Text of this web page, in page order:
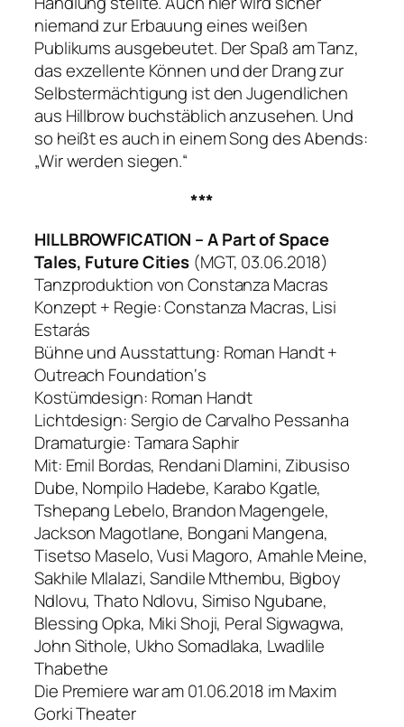
niemand zur Erbauung eines weißen
Publikums ausgebeutet. Der Spaß am Tanz,
das exzellente Können und der Drang zur
Selbstermächtigung ist den Jugendlichen
aus Hillbrow buchstäblich anzusehen. Und
so heißt es auch in einem Song des Abends:
„Wir werden siegen.“
***
HILLBROWFICATION – A Part of Space
Tales, Future Cities (MGT, 03.06.2018)
Tanzproduktion von Constanza Macras
Konzept + Regie: Constanza Macras, Lisi
Estarás
Bühne und Ausstattung: Roman Handt +
Outreach Foundation‘s
Kostümdesign: Roman Handt
Lichtdesign: Sergio de Carvalho Pessanha
Dramaturgie: Tamara Saphir
Mit: Emil Bordas, Rendani Dlamini, Zibusiso
Dube, Nompilo Hadebe, Karabo Kgatle,
Tshepang Lebelo, Brandon Magengele,
Jackson Magotlane, Bongani Mangena,
Tisetso Maselo, Vusi Magoro, Amahle Meine,
Sakhile Mlalazi, Sandile Mthembu, Bigboy
Ndlovu, Thato Ndlovu, Simiso Ngubane,
Blessing Opka, Miki Shoji, Peral Sigwagwa,
John Sithole, Ukho Somadlaka, Lwadlile
Thabethe
Die Premiere war am 01.06.2018 im Maxim
Gorki Theater